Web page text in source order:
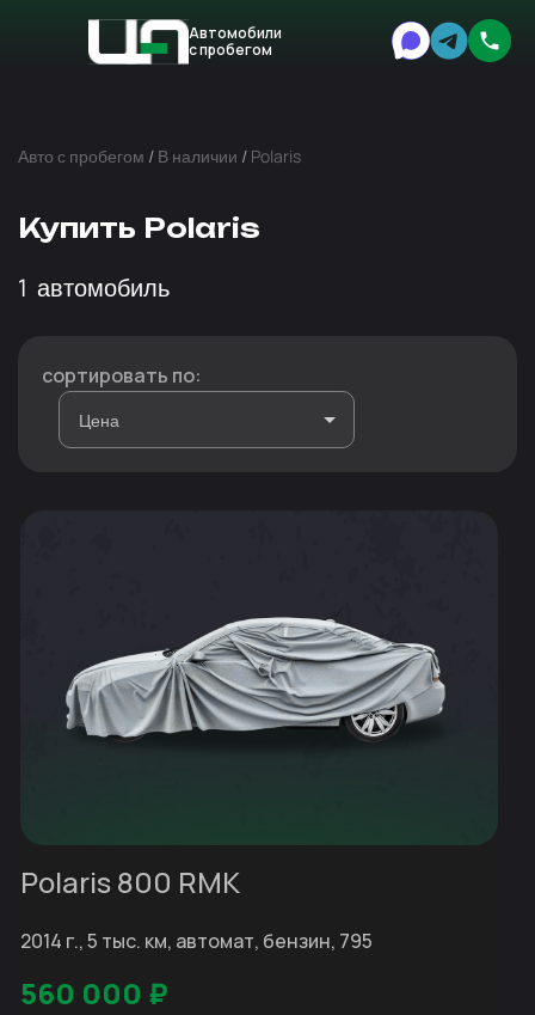
Автомобили
с пробегом
Авто с пробегом / В наличии / Polaris
Купить Polaris
1 автомобиль
сортировать по:
Polaris 800 RMK
2014 г., 5 тыс. км, автомат, бензин, 795
560 000 ₽